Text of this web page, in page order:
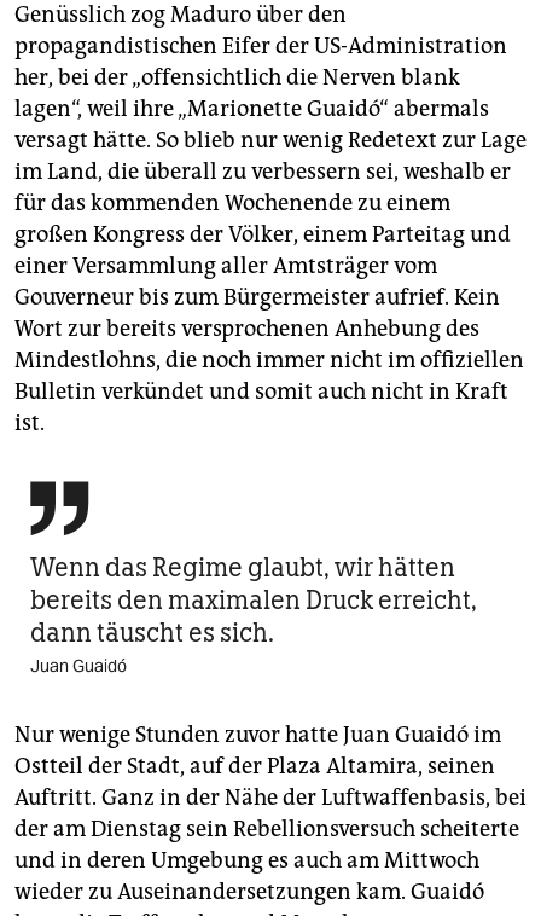
Genüsslich zog Maduro über den
propagandistischen Eifer der US-Administration
her, bei der „offensichtlich die Nerven blank
lagen“, weil ihre „Marionette Guaidó“ abermals
versagt hätte. So blieb nur wenig Redetext zur Lage
im Land, die überall zu verbessern sei, weshalb er
für das kommenden Wochenende zu einem
großen Kongress der Völker, einem Parteitag und
einer Versammlung aller Amtsträger vom
Gouverneur bis zum Bürgermeister aufrief. Kein
Wort zur bereits versprochenen Anhebung des
Mindestlohns, die noch immer nicht im offiziellen
Bulletin verkündet und somit auch nicht in Kraft
ist.

Wenn das Regime glaubt, wir hätten
bereits den maximalen Druck erreicht,
dann täuscht es sich.
Juan Guaidó
Nur wenige Stunden zuvor hatte Juan Guaidó im
Ostteil der Stadt, auf der Plaza Altamira, seinen
Auftritt. Ganz in der Nähe der Luftwaffenbasis, bei
der am Dienstag sein Rebellionsversuch scheiterte
und in deren Umgebung es auch am Mittwoch
wieder zu Auseinandersetzungen kam. Guaidó